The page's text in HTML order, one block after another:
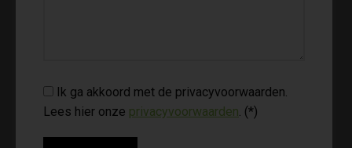
Ik ga akkoord met de privacyvoorwaarden.
Lees hier onze privacyvoorwaarden. (*)